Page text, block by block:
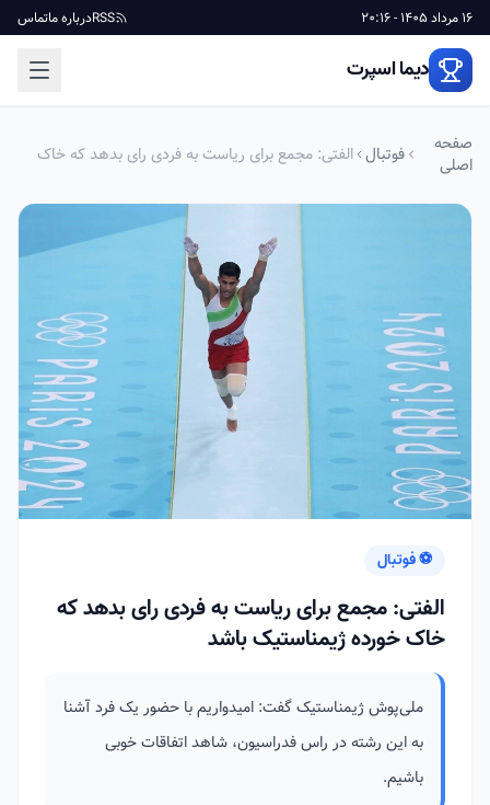
16 مرداد 1405 - 20:16 RSSدرباره ماتماس
دیما اسپرت
صفحه
اصلی
فوتبال الفتی: مجمع برای ریاست به فردی رای بدهد که خاک
⚽ فوتبال
الفتی: مجمع برای ریاست به فردی رای بدهد که
خاک خورده ژیمناستیک باشد
ملی‌پوش ژیمناستیک گفت: امیدواریم با حضور یک فرد آشنا
به این رشته در راس فدراسیون، شاهد اتفاقات خوبی
باشیم.